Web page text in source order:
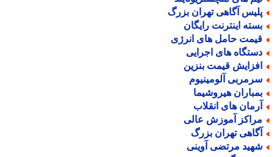
آگاهی تهران بزرگ
اینترنت رایگان
حامل های انرژی
های اجرایی
قیمت بنزین
آلومینیوم
هیروشیما
های انقلاب
آموزش عالی
تهران بزرگ
مرتضی آوینی